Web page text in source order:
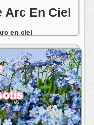
En Ciel
en ciel